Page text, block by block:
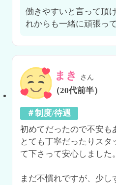
働きやすいと言って頂
れからも一緒に頑張っ
まき さん
（20代前半）
＃制度/待遇
初めてだったので不安も
とても丁寧だったりスタ
て下さって安心しました。
まだ不慣れですが、少